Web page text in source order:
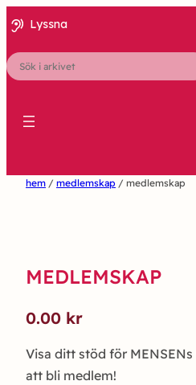
Lyssna
Sök
hem / medlemskap / medlemskap
MEDLEMSKAP
0.00 kr
Visa ditt stöd för
att bli medlem!